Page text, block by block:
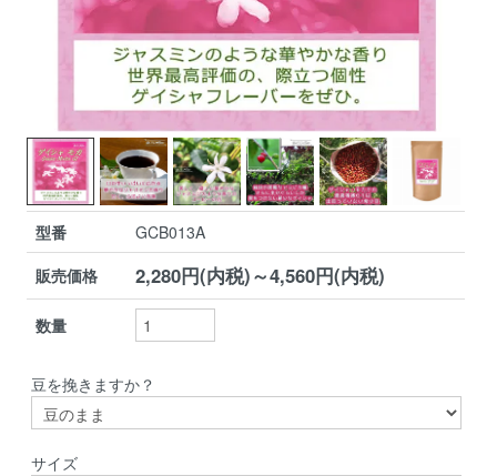
型番
GCB013A
販売価格
2,280円(内税)～4,560円(内税)
数量
豆を挽きますか？
サイズ